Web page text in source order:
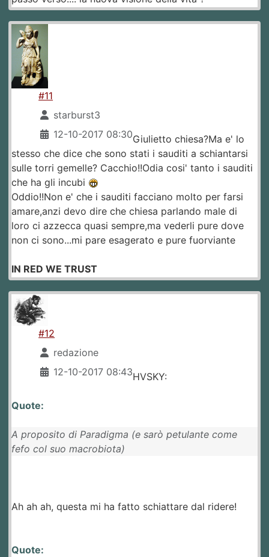
#11
starburst3
12-10-2017 08:30Giulietto chiesa?Ma e' lo
stesso che dice che sono stati i sauditi a schiantarsi
sulle torri gemelle? Cacchio!!Odia cosi' tanto i sauditi
che ha gli incubi
Oddio!!Non e' che i sauditi facciano molto per farsi
amare,anzi devo dire che chiesa parlando male di
loro ci azzecca quasi sempre,ma vederli pure dove
non ci sono...mi pare esagerato e pure fuorviante
IN RED WE TRUST
#12
redazione
12-10-2017 08:43HVSKY:
Quote:
A proposito di Paradigma (e sarò petulante come
fefo col suo macrobiota)
Ah ah ah, questa mi ha fatto schiattare dal ridere!
Quote: